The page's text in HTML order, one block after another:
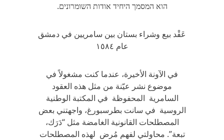
הוא המסמך היחיד אודות השומרונים.
عَقْد بيع وشراء بستان بين سامريين في دمشق
في الآونة الأخيرة، عندما كنت مشغولاً في
موضوع نشر عيّنة من مثل هذه العقود
السامرية المحفوظة في المكتبة الوطنية
الروسية في سانت بطرسبورغ، واجهتني بعض
المصطلحات القانونية الغامضة مثل “دَرَك،
تبعة”. محاولتي لفهم مُرض لهذه المصطلحات